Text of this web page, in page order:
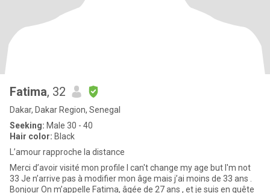
Fatima, 32
Dakar, Dakar Region, Senegal
Seeking: Male 30 - 40
Hair color: Black
L’amour rapproche la distance
Merci d’avoir visité mon profile I can't change my age but I'm not
33 Je n’arrive pas à modifier mon âge mais j’ai moins de 33 ans .
Bonjour On m’appelle Fatima, âgée de 27 ans , et je suis en quête